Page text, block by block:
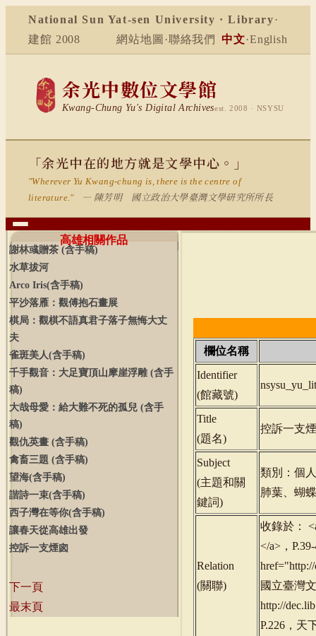
National Sun Yat-sen University · Library ·
建館 2008
網站地圖 ·聯絡我們 中文·English
余光中數位文學館
Kwang-Chung Yu's Digital Archivesest. 2008 · NSYSU
「余光中在的地方就是文學中心。」
"Wherever Yu Kwang-chung is, there is the centre of
literature."
— 陳芳明 國立政治大學臺灣文學研究所所長
高雄相關作品
謝林彧贈茶 (含手稿)
水草拔河
Arco Iris(含手稿)
平沙落雁：觀傅抱石畫展
棋局：觀棋不語真君子落子無悔大丈
夫
雀斑美人(含手稿)
千手觀音：大足寶頂山摩崖浮雕 (含手
稿)
大哉母愛：給大難不死的孤兒 (含手
稿)
觀仇英畫 (含手稿)
禽畜三題 (含手稿)
望海(含手稿)
諧詩一束(含手稿)
西子灣在等你(含手稿)
讓春天從高雄出發
控訴一支煙囪
下一頁
最末頁
欄位名稱
Identifier
(館藏號)
Title
(題名)
控訴一支
Subject
(主題和關
鍵詞)
類別：個
肺葉、蝴
Relation
(關聯)
收錄於：
</a>，
國立臺灣
http://
P.226，天